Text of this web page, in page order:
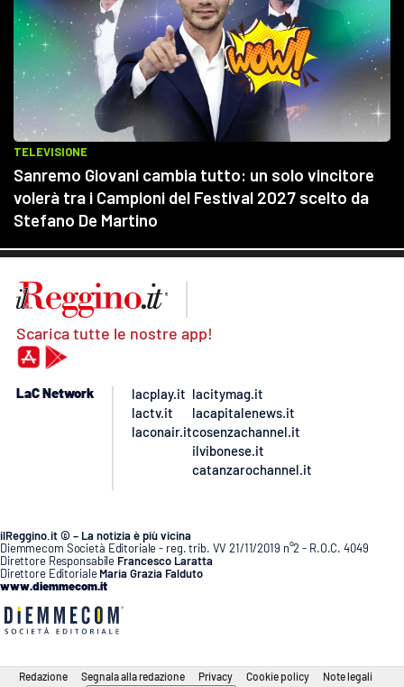
Scarica tutte le nostre app!
LaC Network
lacplay.it
lactv.it
laconair.it
lacitymag.it
lacapitalenews.it
cosenzachannel.it
ilvibonese.it
catanzarochannel.it
ilReggino.it © – La notizia è più vicina
Diemmecom Società Editoriale - reg. trib. VV 21/11/2019 n°2 - R.O.C. 4049
Direttore Responsabile Francesco Laratta
Direttore Editoriale Maria Grazia Falduto
www.diemmecom.it
Redazione Segnala alla redazione Privacy Cookie policy Note legali